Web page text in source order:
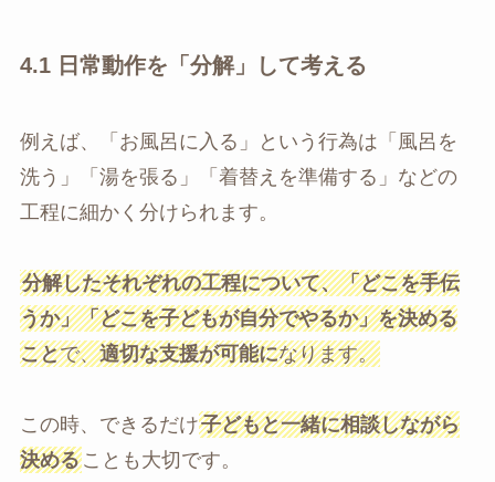
4.1 日常動作を「分解」して考える
例えば、「お風呂に入る」という行為は「風呂を
洗う」「湯を張る」「着替えを準備する」などの
工程に細かく分けられます。
分解したそれぞれの工程について、「どこを手伝
うか」「どこを子どもが自分でやるか」を決める
ことで、適切な支援が可能になります。
この時、できるだけ子どもと一緒に相談しながら
決めることも大切です。